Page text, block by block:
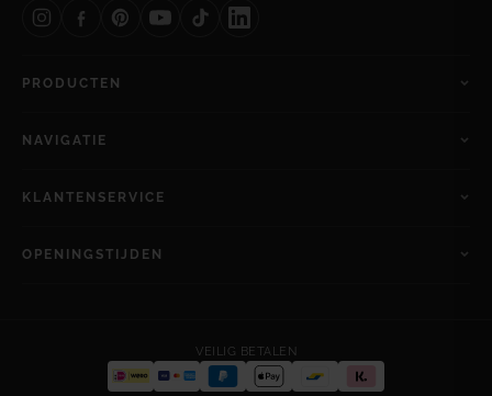
PRODUCTEN
NAVIGATIE
KLANTENSERVICE
OPENINGSTIJDEN
VEILIG BETALEN